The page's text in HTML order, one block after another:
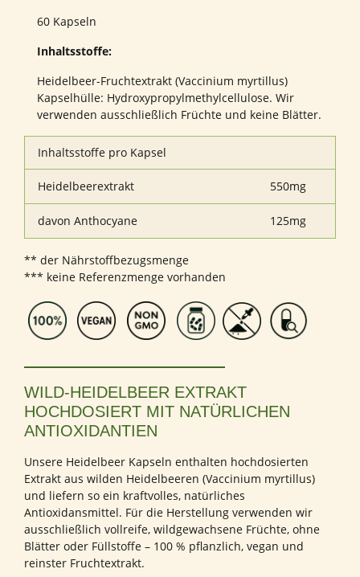
60 Kapseln
Inhaltsstoffe:
Heidelbeer-Fruchtextrakt (Vaccinium myrtillus)
Kapselhülle: Hydroxypropylmethylcellulose. Wir
verwenden ausschließlich Früchte und keine Blätter.
Inhaltsstoffe pro Kapsel
Heidelbeerextrakt 550mg
davon Anthocyane 125mg
** der Nährstoffbezugsmenge
*** keine Referenzmenge vorhanden
WILD-HEIDELBEER EXTRAKT
HOCHDOSIERT MIT NATÜRLICHEN
ANTIOXIDANTIEN
Unsere Heidelbeer Kapseln enthalten hochdosierten
Extrakt aus wilden Heidelbeeren (Vaccinium myrtillus)
und liefern so ein kraftvolles, natürliches
Antioxidansmittel. Für die Herstellung verwenden wir
ausschließlich vollreife, wildgewachsene Früchte, ohne
Blätter oder Füllstoffe – 100 % pflanzlich, vegan und
reinster Fruchtextrakt.